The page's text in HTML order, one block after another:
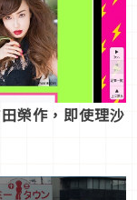
榮作，即使理沙